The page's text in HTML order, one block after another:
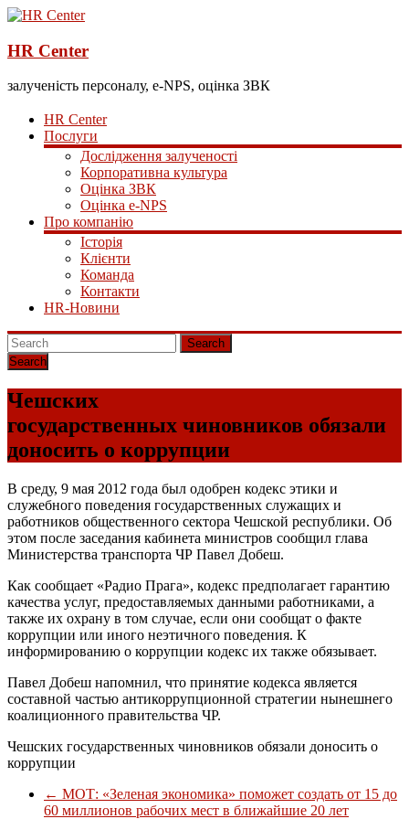
HR Center
залученість персоналу, e-NPS, оцінка ЗВК
HR Center
Послуги
Дослідження залученості
Корпоративна культура
Оцінка ЗВК
Оцінка e-NPS
Про компанію
Історія
Клієнти
Команда
Контакти
HR-Новини
Search
Чешских
государственных чиновников обязали
доносить о коррупции
В среду, 9 мая 2012 года был одобрен кодекс этики и
служебного поведения государственных служащих и
работников общественного сектора Чешской республики. Об
этом после заседания кабинета министров сообщил глава
Министерства транспорта ЧР Павел Добеш.
Как сообщает «Радио Прага», кодекс предполагает гарантию
качества услуг, предоставляемых данными работниками, а
также их охрану в том случае, если они сообщат о факте
коррупции или иного неэтичного поведения. К
информированию о коррупции кодекс их также обязывает.
Павел Добеш напомнил, что принятие кодекса является
составной частью антикоррупционной стратегии нынешнего
коалиционного правительства ЧР.
Чешских государственных чиновников обязали доносить о
коррупции
← МОТ: «Зеленая экономика» поможет создать от 15 до
60 миллионов рабочих мест в ближайшие 20 лет